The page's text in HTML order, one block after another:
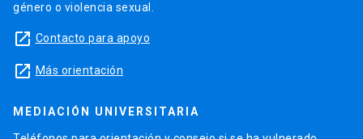
género o violencia sexual.
launch Contacto para apoyo
launch Más orientación
MEDIACIÓN UNIVERSITARIA